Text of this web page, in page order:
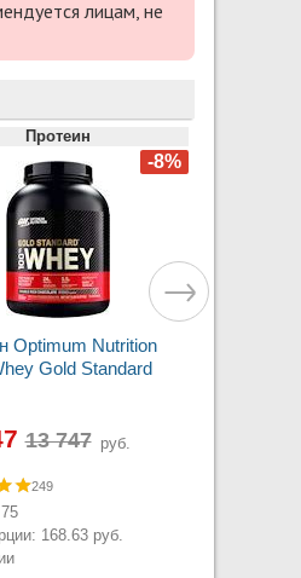
лицам, не
Протеин
Optimum Nutrition
Gold Standard
руб.
249
168.63 руб.